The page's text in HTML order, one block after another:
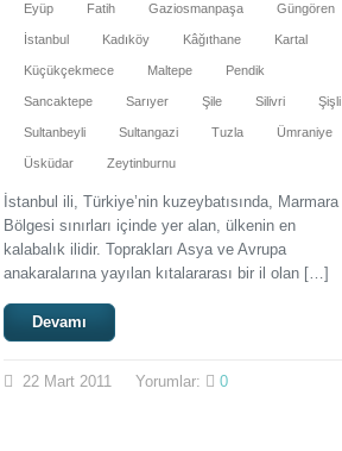
Eyüp Fatih Gaziosmanpaşa Güngören
İstanbul Kadıköy Kâğıthane Kartal
Küçükçekmece Maltepe Pendik
Sancaktepe Sarıyer Şile Silivri Şişli
Sultanbeyli Sultangazi Tuzla Ümraniye
Üsküdar Zeytinburnu
İstanbul ili, Türkiye’nin kuzeybatısında, Marmara
Bölgesi sınırları içinde yer alan, ülkenin en
kalabalık ilidir. Toprakları Asya ve Avrupa
anakaralarına yayılan kıtalararası bir il olan […]
Devamı
22 Mart 2011 Yorumlar: 0